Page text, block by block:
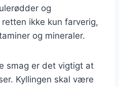
og
ikke kun farverig,
og mineraler.
smag er det vigtigt at
Kyllingen skal være